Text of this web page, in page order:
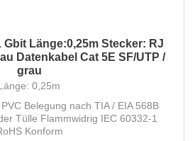
Gbit Länge:0,25m Stecker: RJ
Datenkabel Cat 5E SF/UTP /
grau
0,25m
Belegung nach TIA / EIA 568B
Tülle Flammwidrig IEC 60332-1
Konform